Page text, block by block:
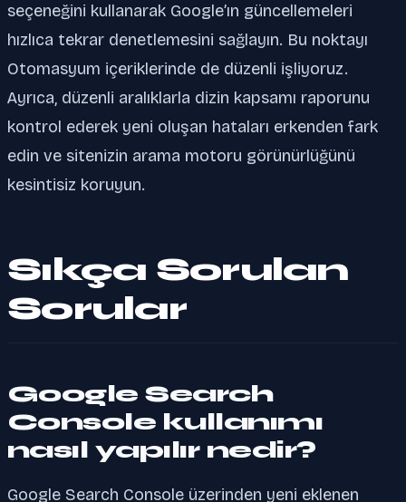
seçeneğini kullanarak Google’ın güncellemeleri
hızlıca tekrar denetlemesini sağlayın. Bu noktayı
Otomasyum içeriklerinde de düzenli işliyoruz.
Ayrıca, düzenli aralıklarla dizin kapsamı raporunu
kontrol ederek yeni oluşan hataları erkenden fark
edin ve sitenizin arama motoru görünürlüğünü
kesintisiz koruyun.
Sıkça Sorulan
Sorular
Google Search
Console kullanımı
nasıl yapılır nedir?
Google Search Console üzerinden yeni eklenen